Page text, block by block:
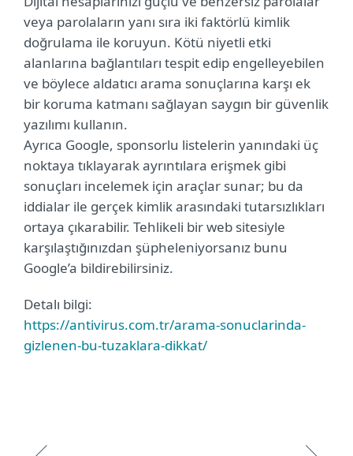
veya parolaların yanı sıra iki faktörlü kimlik
doğrulama ile koruyun. Kötü niyetli etki
alanlarına bağlantıları tespit edip engelleyebilen
ve böylece aldatıcı arama sonuçlarına karşı ek
bir koruma katmanı sağlayan saygın bir güvenlik
yazılımı kullanın.
Ayrıca Google, sponsorlu listelerin yanındaki üç
noktaya tıklayarak ayrıntılara erişmek gibi
sonuçları incelemek için araçlar sunar; bu da
iddialar ile gerçek kimlik arasındaki tutarsızlıkları
ortaya çıkarabilir. Tehlikeli bir web sitesiyle
karşılaştığınızdan şüpheleniyorsanız bunu
Google’a bildirebilirsiniz.
Detalı bilgi:
https://antivirus.com.tr/arama-sonuclarinda-
gizlenen-bu-tuzaklara-dikkat/